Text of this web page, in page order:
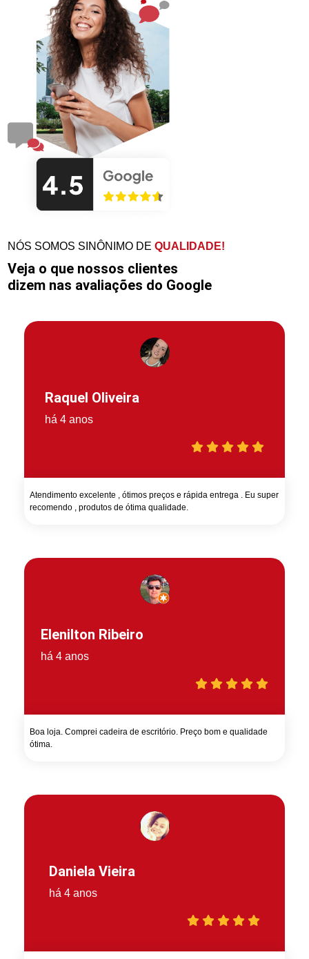
NÓS SOMOS SINÔNIMO DEQUALIDADE!
Veja o que nossos clientes
dizem nas avaliações do Google
Raquel Oliveira
há 4 anos
Atendimento excelente , ótimos preços e rápida entrega . Eu super
recomendo , produtos de ótima qualidade.
Elenilton Ribeiro
há 4 anos
Boa loja. Comprei cadeira de escritório. Preço bom e qualidade
ótima.
Daniela Vieira
há 4 anos